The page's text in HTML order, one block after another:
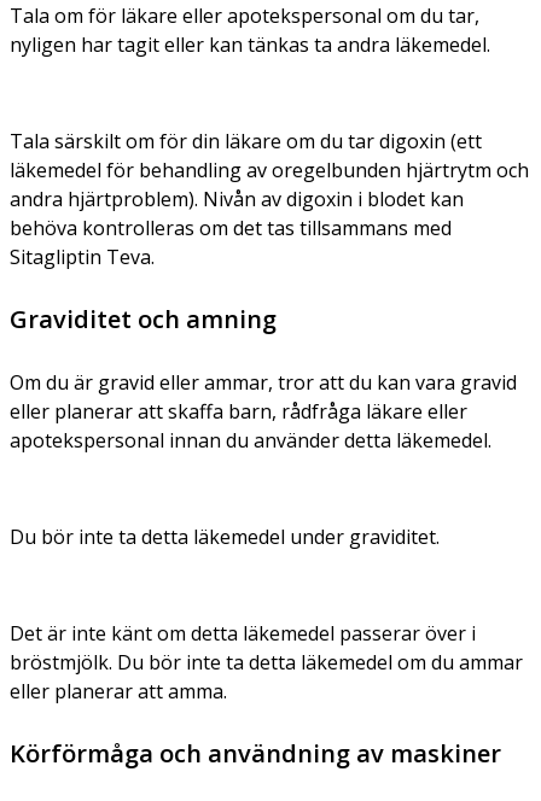
Tala om för läkare eller apotekspersonal om du tar,
nyligen har tagit eller kan tänkas ta andra läkemedel.
Tala särskilt om för din läkare om du tar digoxin (ett
läkemedel för behandling av oregelbunden hjärtrytm och
andra hjärtproblem). Nivån av digoxin i blodet kan
behöva kontrolleras om det tas tillsammans med
Sitagliptin Teva.
Graviditet och amning
Om du är gravid eller ammar, tror att du kan vara gravid
eller planerar att skaffa barn, rådfråga läkare eller
apotekspersonal innan du använder detta läkemedel.
Du bör inte ta detta läkemedel under graviditet.
Det är inte känt om detta läkemedel passerar över i
bröstmjölk. Du bör inte ta detta läkemedel om du ammar
eller planerar att amma.
Körförmåga och användning av maskiner